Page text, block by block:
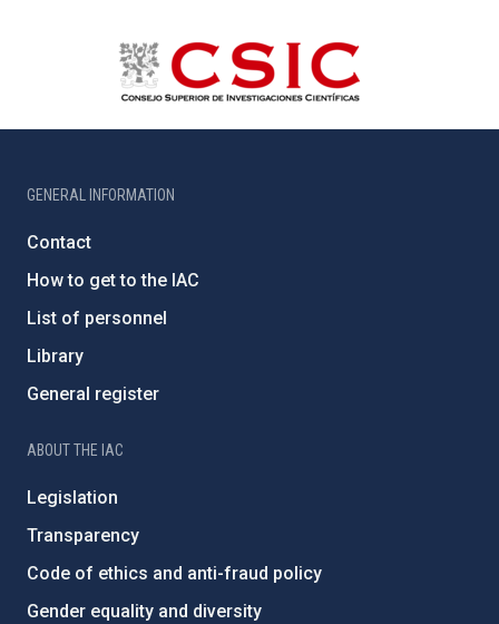
GENERAL INFORMATION
Contact
How to get to the IAC
List of personnel
Library
General register
ABOUT THE IAC
Legislation
Transparency
Code of ethics and anti-fraud policy
Gender equality and diversity